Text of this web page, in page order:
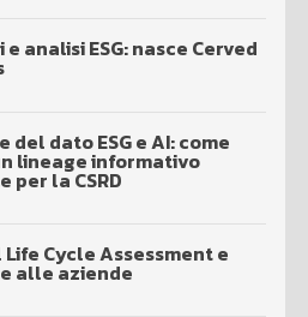
analisi ESG: nasce Cerved
del dato ESG e AI: come
lineage informativo
la CSRD
Life Cycle Assessment e
alle aziende